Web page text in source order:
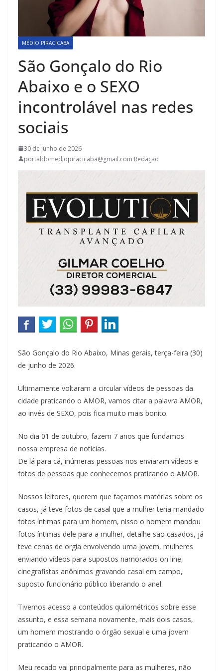
MÉDIO PIRACICABA
São Gonçalo do Rio
Abaixo e o SEXO
incontrolável nas redes
sociais
30 de junho de 2026
portaldomediopiracicaba@gmail.com Redação
São Gonçalo do Rio Abaixo, Minas gerais, terça-feira (30)
de junho de 2026.
Ultimamente voltaram a circular vídeos de pessoas da
cidade praticando o AMOR, vamos citar a palavra AMOR,
ao invés de SEXO, pois fica muito mais bonito.
No dia 01 de outubro, fazem 7 anos que fundamos
nossa empresa de notícias.
De lá para cá, inúmeras pessoas nos enviaram vídeos e
fotos de pessoas que conhecemos praticando o AMOR.
Nossos leitores, querem que façamos matérias sobre os
casos, já teve fotos de casal que a mulher teria mandado
fotos íntimas para um homem, nisso o homem mandou
fotos íntimas dele para a mulher, detalhe são casados, já
teve cenas de orgia envolvendo uma jovem, mulheres
enviando vídeos para supostos namorados on line,
cinegrafistas anônimos gravando casal em campo,
suposto funcionário público liberando o anel.
Tivemos acesso a conteúdos quilométricos sobre esse
assunto, e essa semana novamente, mais dois casos,
um homem mostrando o órgão sexual e uma jovem
praticando o AMOR.
Meu recado vai principalmente para as mulheres, não